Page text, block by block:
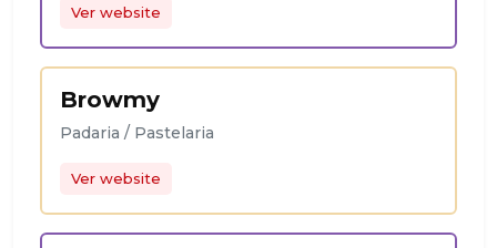
Ver website
Browmy
Padaria / Pastelaria
Ver website